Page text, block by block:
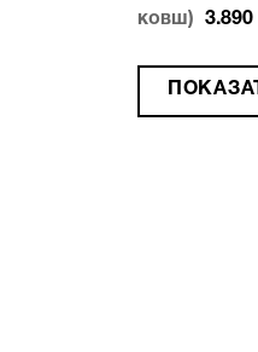
ковш)
3.890